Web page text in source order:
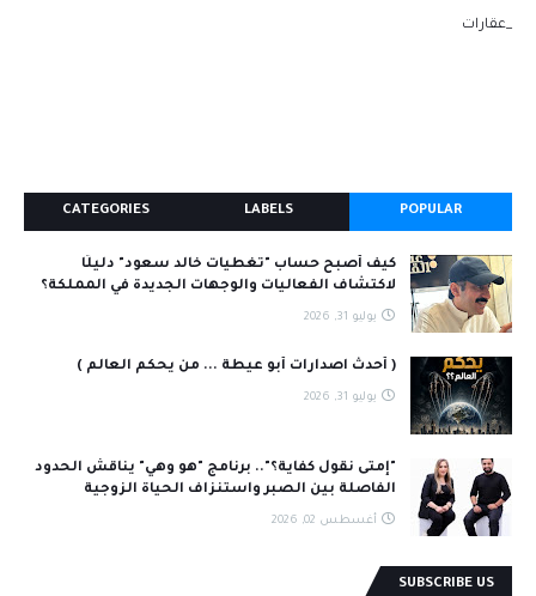
_عقارات
POPULAR
LABELS
CATEGORIES
كيف أصبح حساب "تغطيات خالد سعود" دليلًا
لاكتشاف الفعاليات والوجهات الجديدة في المملكة؟
يوليو 31, 2026
( أحدث اصدارات أبو عيطة ... من يحكم العالم )
يوليو 31, 2026
"إمتى نقول كفاية؟".. برنامج "هو وهي" يناقش الحدود
الفاصلة بين الصبر واستنزاف الحياة الزوجية
أغسطس 02, 2026
SUBSCRIBE US